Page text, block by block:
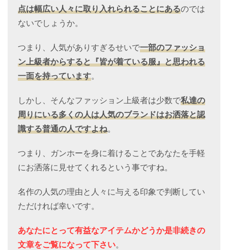
点は幅広い人々に取り入れられることにあるのでは
ないでしょうか。
つまり、人気がありすぎるせいで一部のファッショ
ン上級者からすると『皆が着ている服』と思われる
一面を持っています。
しかし、そんなファッション上級者は少数で私達の
周りにいる多くの人は人気のブランドはお洒落と認
識する普通の人ですよね。
つまり、ガンホーを身に着けることであなたを手軽
にお洒落に見せてくれるという事ですね。
名作の人気の理由と人々に与える印象で判断してい
ただければ幸いです。
あなたにとって有益なアイテムかどうか是非続きの
文章をご覧になって下さい。